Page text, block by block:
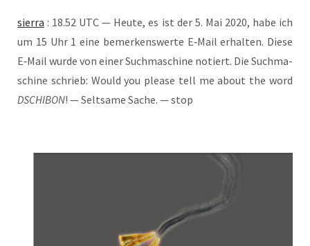
sier­ra : 18.52 UTC — Heu­te, es ist der 5. Mai 2020, habe ich
um 15 Uhr 1 eine bemer­kens­wer­te E‑Mail erhal­ten. Die­se
E‑Mail wur­de von einer Such­ma­schi­ne notiert. Die Such­ma­
schi­ne schrieb: Would you plea­se tell me about the word
DSCHIBON! — Selt­sa­me Sache. — stop